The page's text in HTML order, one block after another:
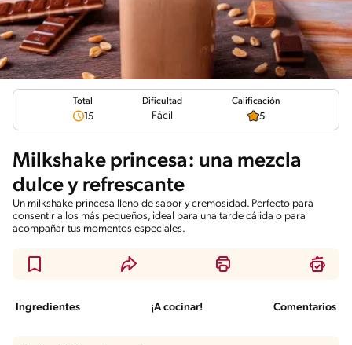
Total
15
Dificultad
Fácil
Calificación
5
Milkshake princesa: una mezcla
dulce y refrescante
Un milkshake princesa lleno de sabor y cremosidad. Perfecto para
consentir a los más pequeños, ideal para una tarde cálida o para
acompañar tus momentos especiales.
Ingredientes ¡A cocinar! Comentarios